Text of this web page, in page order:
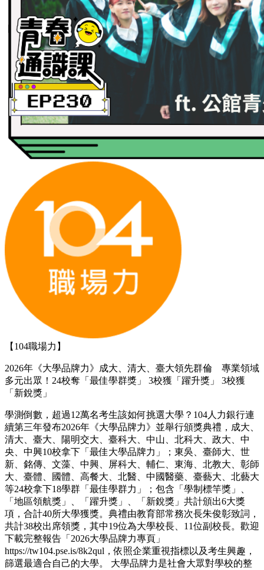
【104職場力】
2026年《大學品牌力》成大、清大、臺大領先群倫 專業領域
多元出眾！24校奪「最佳學群獎」 3校獲「躍升獎」 3校獲
「新銳獎」
學測倒數，超過12萬名考生該如何挑選大學？104人力銀行連
續第三年發布2026年《大學品牌力》並舉行頒獎典禮，成大、
清大、臺大、陽明交大、臺科大、中山、北科大、政大、中
央、中興10校拿下「最佳大學品牌力」；東吳、臺師大、世
新、銘傳、文藻、中興、屏科大、輔仁、東海、北教大、彰師
大、臺體、國體、高餐大、北醫、中國醫藥、臺藝大、北藝大
等24校拿下18學群「最佳學群力」；包含「學制標竿獎」、
「地區領航獎」、「躍升獎」、「新銳獎」共計頒出6大獎
項，合計40所大學獲獎。典禮由教育部常務次長朱俊彰致詞，
共計38校出席領獎，其中19位為大學校長、11位副校長。歡迎
下載完整報告「2026大學品牌力專頁」
https://tw104.pse.is/8k2qul，依照企業重視指標以及考生興趣，
篩選最適合自己的大學。 大學品牌力是社會大眾對學校的整